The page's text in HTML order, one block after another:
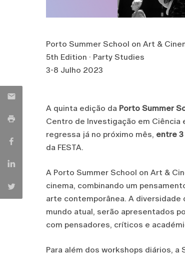
Porto Summer School on Art &
5th Edition · Party Studies
3-8 Julho 2023
A quinta edição da Porto Summer
Centro de Investigação em Ciência
regressa já no próximo mês, entre
da FESTA.
A Porto Summer School on Art &
cinema, combinando um
arte contemporânea. A
mundo atual, serão apresentados
com pensadores, críticos e
Para além dos workshops diários, a